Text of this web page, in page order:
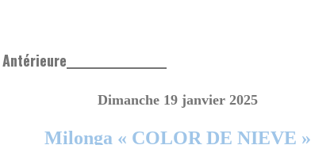
Dimanche 19 janvier 2025
Milonga « COLOR DE NIEVE »